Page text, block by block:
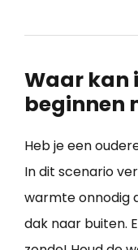
Waar kan
beginnen
Heb je een
In dit scenario
warmte onnodig
dak naar buiten.